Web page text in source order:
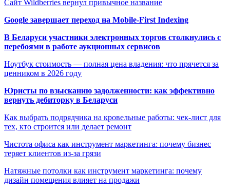
Сайт Wildberries вернул привычное название
Google завершает переход на Mobile-First Indexing
В Беларуси участники электронных торгов столкнулись с
перебоями в работе аукционных сервисов
Ноутбук стоимость — полная цена владения: что прячется за
ценником в 2026 году
Юристы по взысканию задолженности: как эффективно
вернуть дебиторку в Беларуси
Как выбрать подрядчика на кровельные работы: чек-лист для
тех, кто строится или делает ремонт
Чистота офиса как инструмент маркетинга: почему бизнес
теряет клиентов из-за грязи
Натяжные потолки как инструмент маркетинга: почему
дизайн помещения влияет на продажи